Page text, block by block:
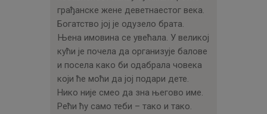
грађанске жене деветнаестог века.
Богатство јој је одузело брата.
Њена имовина се увећала. У великој
кући је почела да организује балове
и посела како би одабрала човека
који ће моћи да јој подари дете.
Нико није смео да зна његово име.
Рећи ћу само теби – тако и тако.